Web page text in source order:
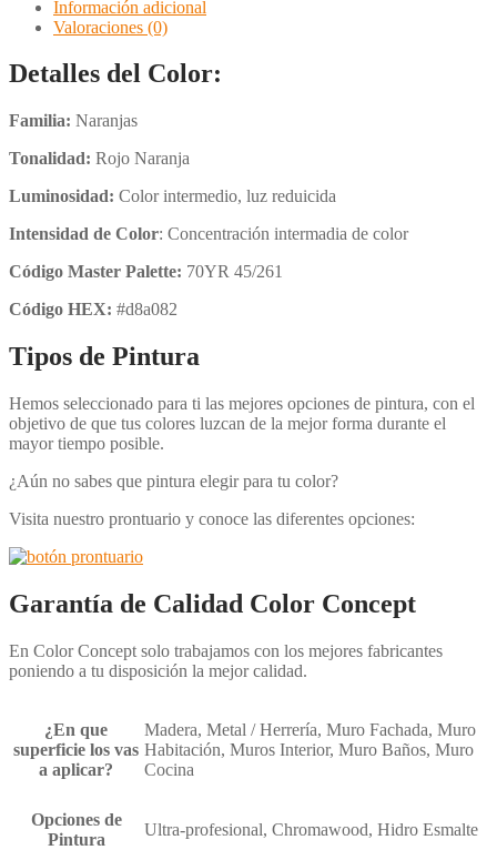
Información adicional
Valoraciones (0)
Detalles del Color:
Familia: Naranjas
Tonalidad: Rojo Naranja
Luminosidad: Color intermedio, luz reduicida
Intensidad de Color: Concentración intermadia de color
Código Master Palette: 70YR 45/261
Código HEX: #d8a082
Tipos de Pintura
Hemos seleccionado para ti las mejores opciones de pintura, con el
objetivo de que tus colores luzcan de la mejor forma durante el
mayor tiempo posible.
¿Aún no sabes que pintura elegir para tu color?
Visita nuestro prontuario y conoce las diferentes opciones:
Garantía de Calidad Color Concept
En Color Concept solo trabajamos con los mejores fabricantes
poniendo a tu disposición la mejor calidad.
¿En que
superficie los vas
a aplicar?
Madera, Metal / Herrería, Muro Fachada, Muro
Habitación, Muros Interior, Muro Baños, Muro
Cocina
Opciones de
Pintura
Ultra-profesional, Chromawood, Hidro Esmalte